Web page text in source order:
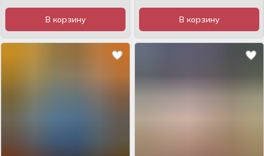
В корзину В корзину